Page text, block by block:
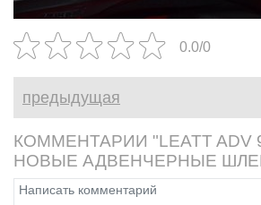
абсолютно реальны и
неоспоримы.
0.0/0
предыдущая
КОММЕНТАРИИ "LEATT ADV
НОВЫЕ АДВЕНЧЕРНЫЕ